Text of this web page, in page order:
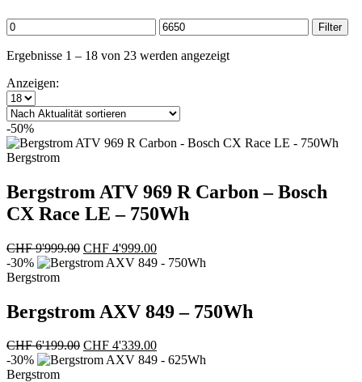
Min.
Preis
Max.
Preis
Filter
Ergebnisse 1 – 18 von 23 werden angezeigtNach
Anzeigen:
-50%
Bergstrom
Bergstrom ATV 969 R Carbon – Bosch
CX Race LE – 750Wh
CHF9'999.00 Ursprünglicher
Preis
CHF 4'999.00Aktueller
Preis
-30%
Bergstrom
Bergstrom AXV 849 – 750Wh
CHF6'199.00 Ursprünglicher
Preis
CHF 4'339.00Aktueller
Preis
-30%
Bergstrom